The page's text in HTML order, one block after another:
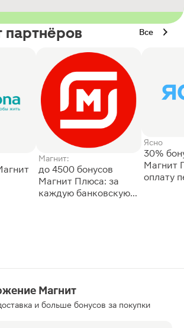
партнёров Все
Магнит:
до 4500 бонусов
Магнит Плюса: за
каждую банковскую
Ясно
30%
Магнит
оплату
Магнит
и больше бонусов за покупки